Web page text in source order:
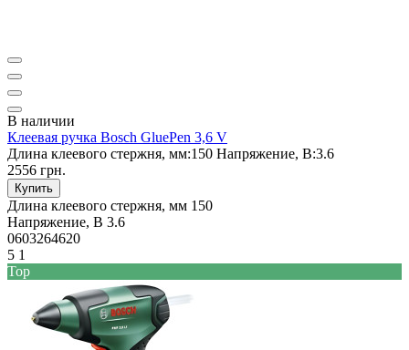
В наличии
Клеевая ручка Bosch GluePen 3,6 V
Длина клеевого стержня, мм:150 Напряжение, В:3.6
2556 грн.
Купить
Длина клеевого стержня, мм 150
Напряжение, В 3.6
0603264620
5 1
Top